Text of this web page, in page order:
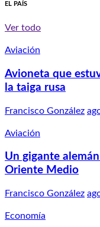
EL PAÍS
Ver todo
Aviación
Avioneta que
la taiga rusa
Francisco González
Aviación
Un gigante
Oriente Medio
Francisco González
Economía